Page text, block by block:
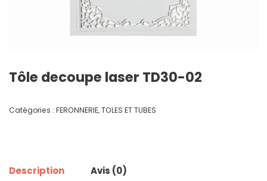
Tôle decoupe laser TD30-02
Catégories : FERONNERIE,TOLES ET TUBES
Description Avis (0)